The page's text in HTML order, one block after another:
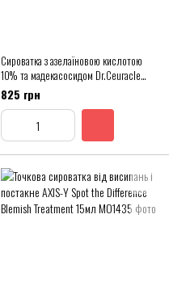
Сироватка з азелаїновою кислотою
10% та мадекасосидом Dr.Ceuracle
Azelaic 10 & Madeca Ampoule
825 грн